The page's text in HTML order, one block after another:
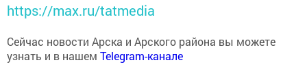
https://max.ru/tatmedia
Сейчас новости Арска и Арского района вы можете
узнать и в нашем Telegram-канале